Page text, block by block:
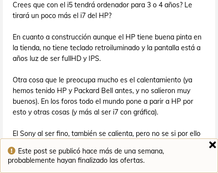
Este post se publicó hace más de una semana,
probablemente hayan finalizado las ofertas.
Crees que con el i5 tendrá ordenador para 3 o 4 años? Le
tirará un poco más el i7 del HP?
En cuanto a construcción aunque el HP tiene buena pinta en
la tienda, no tiene teclado retroiluminado y la pantalla está a
años luz de ser fullHD y IPS.
Otra cosa que le preocupa mucho es el calentamiento (ya
hemos tenido HP y Packard Bell antes, y no salieron muy
buenos). En los foros todo el mundo pone a parir a HP por
esto y otras cosas (y más al ser i7 con gráfica).
El Sony al ser fino, también se calienta, pero no se si por ello
Se que son 2 opciones distintas...